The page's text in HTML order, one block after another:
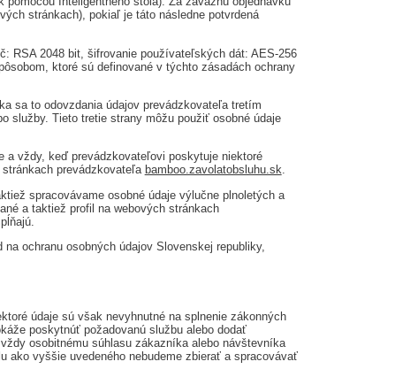
stránkach), pokiaľ je táto následne potvrdená
RSA 2048 bit, šifrovanie používateľských dát: AES-256
ktoré sú definované v týchto zásadách ochrany
sa to odovzdania údajov prevádzkovateľa tretím
služby. Tieto tretie strany môžu použiť osobné údaje
a vždy, keď prevádzkovateľovi poskytuje niektoré
prevádzkovateľa bamboo.zavolatobsluhu.sk.
spracovávame osobné údaje výlučne plnoletých a
a taktiež profil na webových stránkach
ochranu osobných údajov Slovenskej republiky,
údaje sú však nevyhnutné na splnenie zákonných
poskytnúť požadovanú službu alebo dodať
osobitnému súhlasu zákazníka alebo návštevníka
vyššie uvedeného nebudeme zbierať a spracovávať